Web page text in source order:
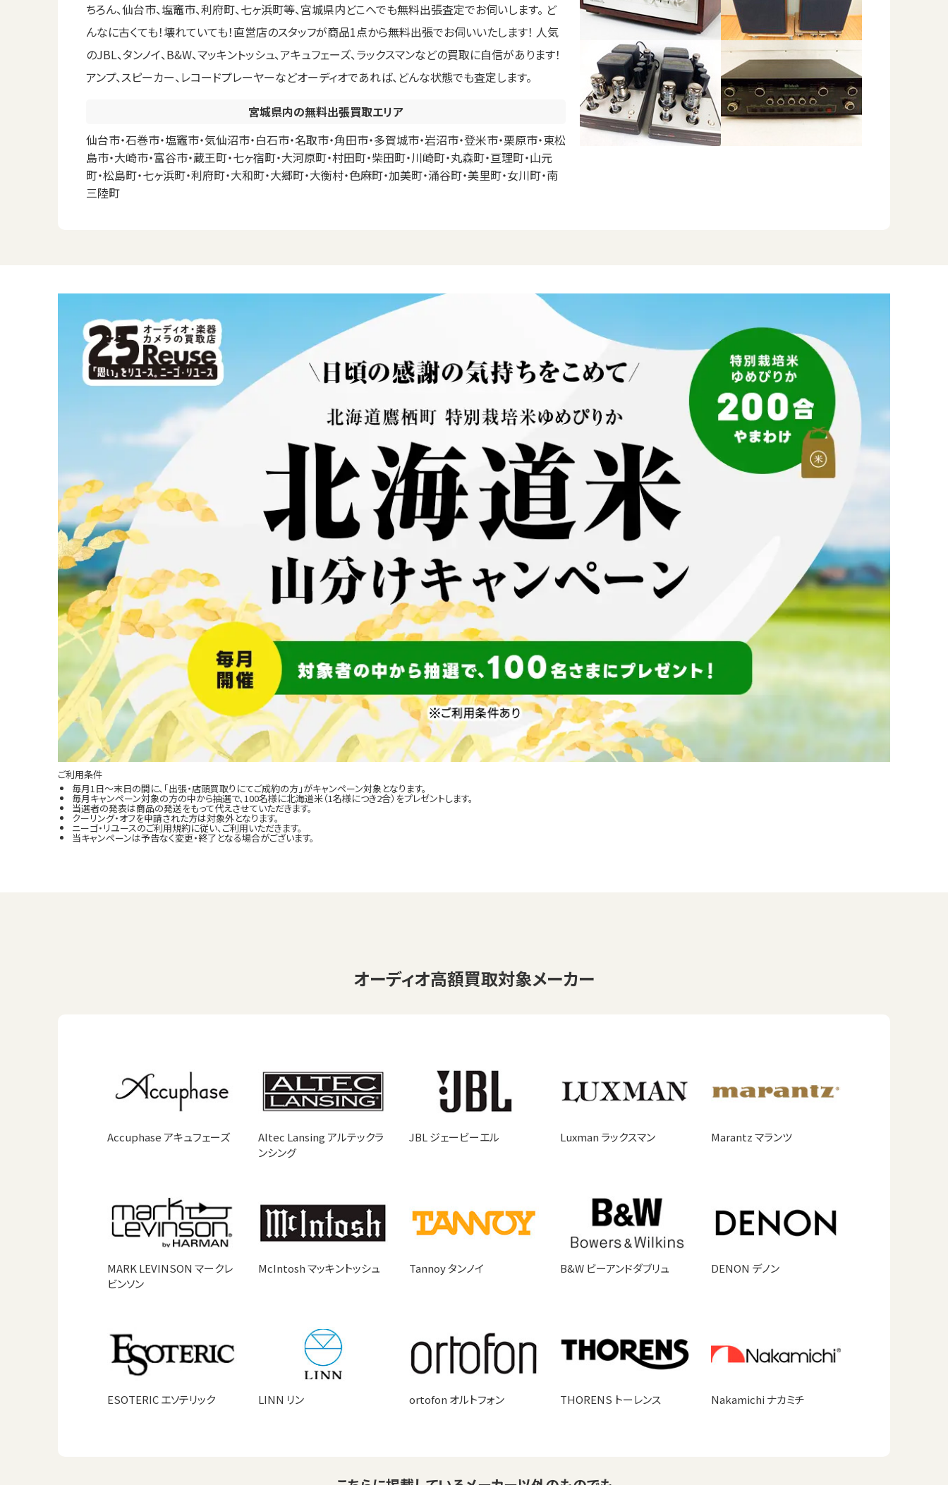
ちろん、仙台市、塩竈市、利府町、七ヶ浜町等、宮城県内どこへでも無料出張査定でお伺いします。 ど
んなに古くても！壊れていても！直営店のスタッフが商品1点から無料出張でお伺いいたします！ 人気
のJBL、タンノイ、B&W、マッキントッシュ、アキュフェーズ、ラックスマンなどの買取に自信があります！
アンプ、スピーカー、レコードプレーヤーなどオーディオであれば、どんな状態でも査定します。
宮城県内の無料出張買取エリア
仙台市・石巻市・塩竈市・気仙沼市・白石市・名取市・角田市・多賀城市・岩沼市・登米市・栗原市・東松
島市・大崎市・富谷市・蔵王町・七ヶ宿町・大河原町・村田町・柴田町・川崎町・丸森町・亘理町・山元
町・松島町・七ヶ浜町・利府町・大和町・大郷町・大衡村・色麻町・加美町・涌谷町・美里町・女川町・南
三陸町
ご利用条件
毎月1日～末日の間に、「出張・店頭買取りにてご成約の方」がキャンペーン対象となります。
毎月キャンペーン対象の方の中から抽選で、100名様に北海道米（1名様につき2合）をプレゼントします。
当選者の発表は商品の発送をもって代えさせていただきます。
クーリング・オフを申請された方は対象外となります。
ニーゴ・リユースのご利用規約に従い、ご利用いただきます。
当キャンペーンは予告なく変更・終了となる場合がございます。
オーディオ高額買取対象メーカー
Accuphase アキュフェーズ
Altec Lansing アルテックラ
ンシング
JBL ジェービーエル Luxman ラックスマン Marantz マランツ
MARK LEVINSON マークレ
ビンソン
McIntosh マッキントッシュ Tannoy タンノイ B&W ビーアンドダブリュ DENON デノン
ESOTERIC エソテリック LINN リン ortofon オルトフォン THORENS トーレンス Nakamichi ナカミチ